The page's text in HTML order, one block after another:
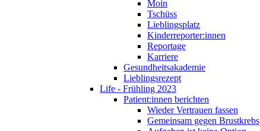
Moin
Tschüss
Lieblingsplatz
Kinderreporter:innen
Reportage
Karriere
Gesundheitsakademie
Lieblingsrezept
Life - Frühling 2023
Patient:innen berichten
Wieder Vertrauen fassen
Gemeinsam gegen Brustkrebs